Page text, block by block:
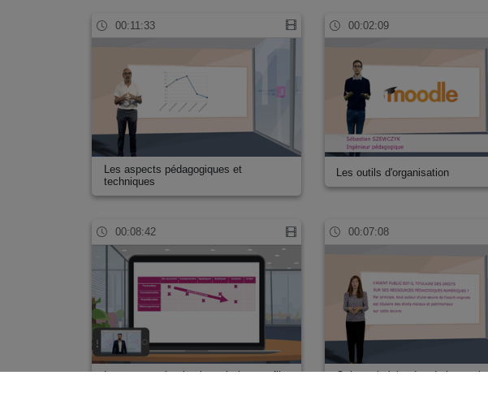
00:11:33
Les aspects pédagogiques et
techniques
00:02:09
Les outils d'organisation
00:08:42
La macro-scénarisation : écrire son fil
00:07:08
Qui est titulaire des droits sur la